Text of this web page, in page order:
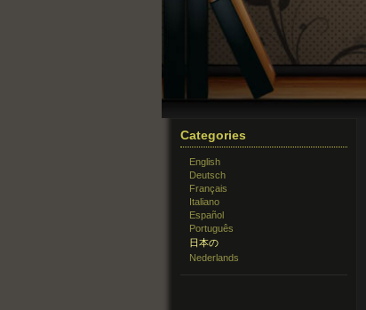
Categories
English
Deutsch
Français
Italiano
Español
Português
日本の
Nederlands